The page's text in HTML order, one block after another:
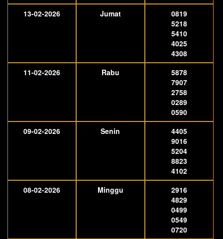
13-02-2026
Jumat
0819
5218
5410
4025
4308
11-02-2026
Rabu
5878
7907
2758
0289
0590
09-02-2026
Senin
4405
9016
5204
8823
4102
08-02-2026
Minggu
2916
4829
0499
0549
0720